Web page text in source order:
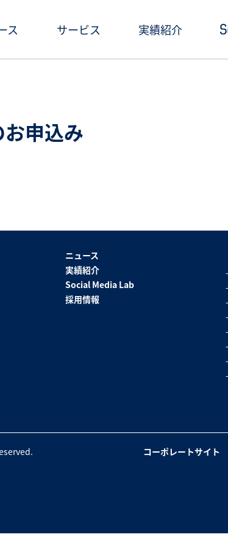
ス サービス
クリエイティブ制作・撮影
インフルエンサーPR
SNS広告運用
SNS勉強会・eラーニング
実績紹介
申込み
ニュース
実績紹介
Social Media Lab
採用情報
コーポレートサイト